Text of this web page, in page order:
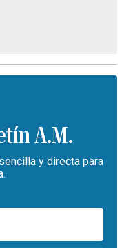
A.M.
y directa para